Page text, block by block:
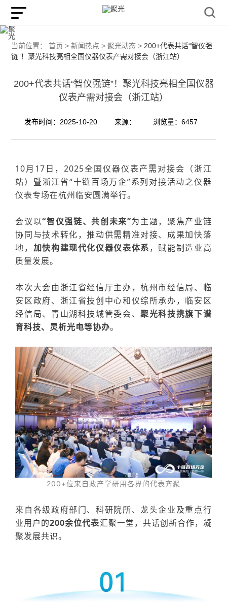
当前位置： 首页 > 新闻热点 > 聚光动态 > 200+代表共话“智仪强
链”！聚光科技亮相全国仪器仪表产需对接会（浙江站）
200+代表共话“智仪强链”！聚光科技亮相全国仪器
仪表产需对接会（浙江站）
发布时间：2025-10-20 来源： 浏览量：6457
10月17日，2025全国仪器仪表产需对接会（浙江
站）暨浙江省“十链百场万企”系列对接活动之仪器
仪表专场在杭州临安圆满举行。
会议以“智仪强链、共创未来”为主题，聚焦产业链
协同与技术转化，推动供需精准对接、成果加快落
地， 加快构建现代化仪器仪表体系，赋能制造业高
质量发展。
本次大会由浙江省经信厅主办，杭州市经信局、临
安区政府、浙江省技创中心和仪综所承办，临安区
经信局、青山湖科技城管委会、聚光科技携旗下谱
育科技、灵析光电等协办。
200+位来自政产学研用各界的代表齐聚
来自各级政府部门、科研院所、龙头企业及重点行
业用户的200余位代表汇聚一堂，共话创新合作，凝
聚发展共识。